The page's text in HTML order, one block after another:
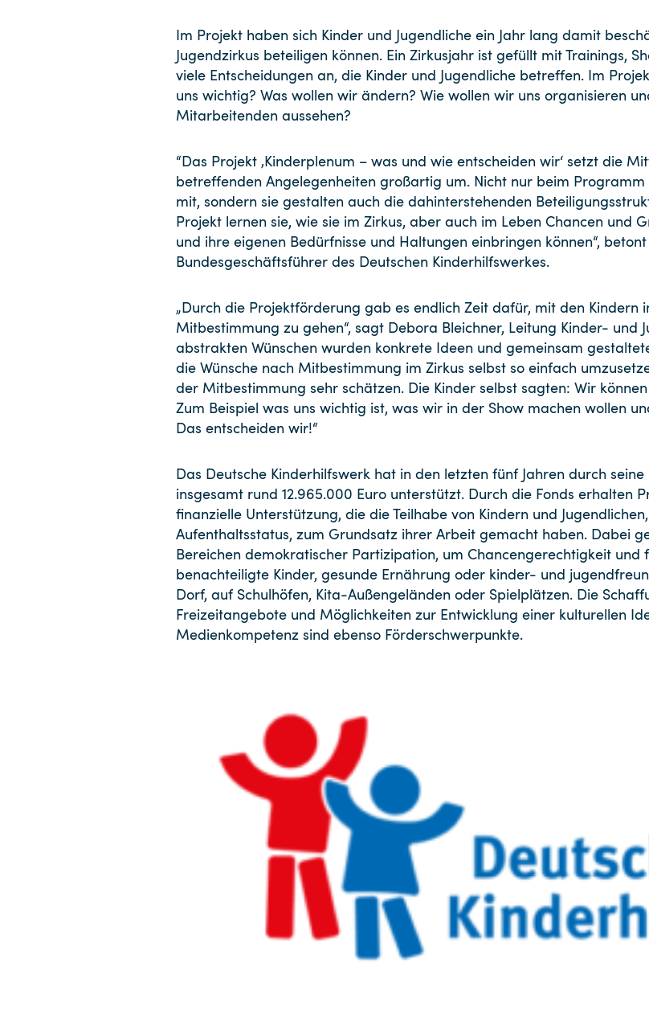
Im Projekt haben sich Kinder und Jugendliche ein Jahr lang damit
Jugendzirkus beteiligen können. Ein Zirkusjahr ist gefüllt mit Trainings,
viele Entscheidungen an, die Kinder und Jugendliche betreffen. Im
uns wichtig? Was wollen wir ändern? Wie wollen wir uns organisieren
Mitarbeitenden aussehen?
“Das Projekt ‚Kinderplenum – was und wie entscheiden wir‘ setzt die
betreffenden Angelegenheiten großartig um. Nicht nur beim
mit, sondern sie gestalten auch die dahinterstehenden
Projekt lernen sie, wie sie im Zirkus, aber auch im Leben Chancen und
und ihre eigenen Bedürfnisse und Haltungen einbringen können“,
Bundesgeschäftsführer des Deutschen Kinderhilfswerkes.
„Durch die Projektförderung gab es endlich Zeit dafür, mit den Kindern
Mitbestimmung zu gehen“, sagt Debora Bleichner, Leitung Kinder- und
abstrakten Wünschen wurden konkrete Ideen und gemeinsam
die Wünsche nach Mitbestimmung im Zirkus selbst so einfach
der Mitbestimmung sehr schätzen. Die Kinder selbst sagten: Wir
Zum Beispiel was uns wichtig ist, was wir in der Show machen wollen
Das entscheiden wir!“
Das Deutsche Kinderhilfswerk hat in den letzten fünf Jahren durch
insgesamt rund 12.965.000 Euro unterstützt. Durch die Fonds erhalten
finanzielle Unterstützung, die die Teilhabe von Kindern und
Aufenthaltsstatus, zum Grundsatz ihrer Arbeit gemacht haben. Dabei
Bereichen demokratischer Partizipation, um Chancengerechtigkeit und
benachteiligte Kinder, gesunde Ernährung oder kinder- und
Dorf, auf Schulhöfen, Kita-Außengeländen oder Spielplätzen. Die
Freizeitangebote und Möglichkeiten zur Entwicklung einer kulturellen
Medienkompetenz sind ebenso Förderschwerpunkte.